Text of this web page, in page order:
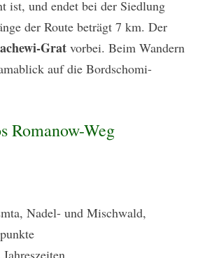
ist, und endet bei der Siedlung
der Route beträgt 7 km. Der
Gratvorbei. Beim Wandern
auf die Bordschomi-
Romanow-Weg
Nadel- und Mischwald,